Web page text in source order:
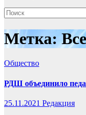
Метка:
Общество
РДШ объединило
25.11.2021 Редакция